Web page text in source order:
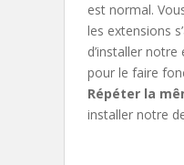
est normal.
les extensions
d’installer
pour le faire
Répéter la
installer notre